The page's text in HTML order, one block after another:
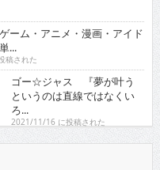
・漫画・アイドルに精通！
というのは直線ではなくい